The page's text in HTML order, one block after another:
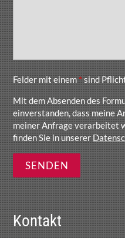
Felder mit einem*sind
Mit dem Absenden des
einverstanden, dass meine
meiner Anfrage verarbeitet
finden Sie in unserer
Kontakt